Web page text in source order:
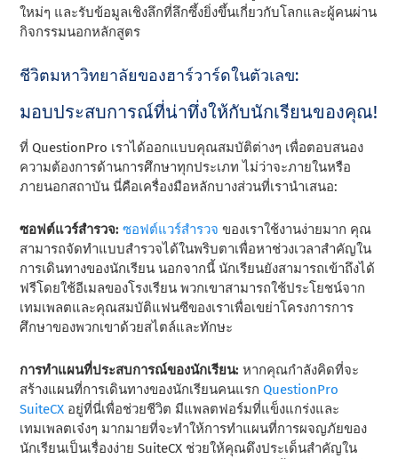
ใหม่ๆ และรับข้อมูลเชิงลึกที่ลึกซึ้งยิ่งขึ้นเกี่ยวกับโลกและผู้คนผ่าน
กิจกรรมนอกหลักสูตร
ชีวิตมหาวิทยาลัยของฮาร์วาร์ดในตัวเลข:
มอบประสบการณ์ที่น่าทึ่งให้กับนักเรียนของคุณ!
ที่ QuestionPro เราได้ออกแบบคุณสมบัติต่างๆ เพื่อตอบสนอง
ความต้องการด้านการศึกษาทุกประเภท ไม่ว่าจะภายในหรือ
ภายนอกสถาบัน นี่คือเครื่องมือหลักบางส่วนที่เรานําเสนอ:
ซอฟต์แวร์สํารวจ: ซอฟต์แวร์สํารวจ ของเราใช้งานง่ายมาก คุณ
สามารถจัดทําแบบสํารวจได้ในพริบตาเพื่อหาช่วงเวลาสําคัญใน
การเดินทางของนักเรียน นอกจากนี้ นักเรียนยังสามารถเข้าถึงได้
ฟรีโดยใช้อีเมลของโรงเรียน พวกเขาสามารถใช้ประโยชน์จาก
เทมเพลตและคุณสมบัติแฟนซีของเราเพื่อเขย่าโครงการการ
ศึกษาของพวกเขาด้วยสไตล์และทักษะ
การทําแผนที่ประสบการณ์ของนักเรียน: หากคุณกําลังคิดที่จะ
สร้างแผนที่การเดินทางของนักเรียนคนแรกQuestionPro
SuiteCX อยู่ที่นี่เพื่อช่วยชีวิต มีแพลตฟอร์มที่แข็งแกร่งและ
เทมเพลตเจ๋งๆ มากมายที่จะทําให้การทําแผนที่การผจญภัยของ
นักเรียนเป็นเรื่องง่าย SuiteCX ช่วยให้คุณดึงประเด็นสําคัญใน